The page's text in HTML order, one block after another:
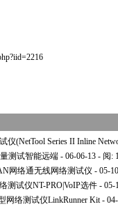
(NetTool Series II Inline
测试智能远端 - 06-06-13 - 阅:
网络通无线网络测试仪 - 05-
测试仪NT-PRO|VoIP选件 - 05-
网络测试仪LinkRunner Kit- 04-